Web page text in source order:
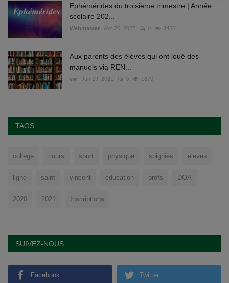
Ephémérides du troisième trimestre | Année
scolaire 202...
Webmaster Avr 26, 2022 0 3456
Aux parents des élèves qui ont loué des
manuels via REN...
vw Jun 19, 2021 0 1870
TAGS
college cours sport physique soignies eleves
ligne saint vincent education profs DOA
2020 2021 Inscriptions
SUIVEZ-NOUS
Facebook Twitter